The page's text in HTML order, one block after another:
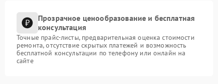
Прозрачное ценообразование и бесплатная
консультация
Точные прайс-листы, предварительная оценка стоимости
ремонта, отсутствие скрытых платежей и возможность
бесплатной консультации по телефону или онлайн на
сайте